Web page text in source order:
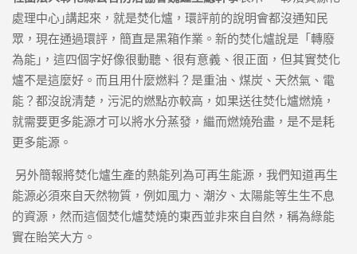
處理中心｣講起來，就是焚化爐，環評前的說明會都沒通知民
眾，現在通過環評，簡直是黑箱作業。新的焚化爐說是「轉廢
為能｣，這四個字好像很動聽、很有意義、很正面，但其實焚化
爐不是這麼好。而且用什麼燃料？是重油、煤炭、天然氣、電
能？都沒說清楚，污泥的燃點亦較高，如果送往焚化爐燃燒，
就需要更多能源才可以將水分蒸發，繼而燃燒殆盡，是不是耗
更多能源。
另外簡報將焚化爐生產的熱能列為可再生能源，我們知道再生
能源必須來自天然物質，例如風力、潮汐、太陽能等生生不息
的資源，然而這個焚化爐焚燒的東西並非來自自然，稱為綠能
實在貽笑大方。